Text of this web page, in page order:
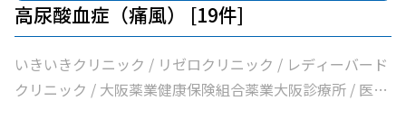
Ｍ’ｓクリニック / 虎谷診療所 / 杉林内科クリニック / 北浜
よしおか内科クリニック / 曲直部クリニック / 今泉医院 /
ＡＭＡＣｌｉｎｉｃ淡路町院 / 日本経済新聞社大阪本社診
療所
高尿酸血症（痛風） [19件]
いきいきクリニック / リゼロクリニック / レディーバード
クリニック / 大阪薬業健康保険組合薬業大阪診療所 / 医療